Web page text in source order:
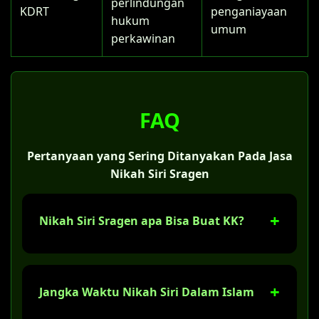
KDRT
hukum
perkawinan
penganiayaan
umum
FAQ
Pertanyaan yang Sering Ditanyakan Pada Jasa
Nikah Siri Sragen
Nikah Siri Sragen apa Bisa Buat KK?
Ya, tentu saja. Jika sudah melaksanakan
Kartu Keluarga (KK) dengan status "kawin
Jangka Waktu Nikah Siri Dalam Islam